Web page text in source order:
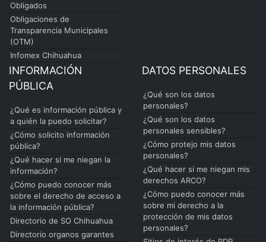
Obligados
Obligaciones de
Transparencia Municipales
(OTM)
Infomex Chihuahua
INFORMACIÓN
PÚBLICA
¿Qué es información pública y
a quién la puedo solicitar?
¿Cómo solicito información
pública?
¿Qué hacer si me niegan la
información?
¿Cómo puedo conocer más
sobre el derecho de acceso a
la información pública?
Directorio de SO Chihuahua
Directorio organos garantes
DATOS PERSONALES
¿Qué son los datos
personales?
¿Qué son los datos
personales sensibles?
¿Cómo protejo mis datos
personales?
¿Qué hacer si me niegan mis
derechos ARCO?
¿Cómo puedo conocer más
sobre mi derecho a la
protección de mis datos
personales?